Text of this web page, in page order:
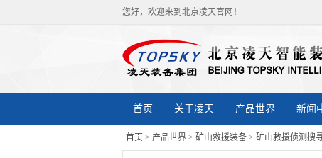
您好，欢迎来到北京凌天官网！
首页 关于凌天 产品世界 新闻
首页 > 产品世界 > 矿山救援装备 > 矿山救援侦测搜